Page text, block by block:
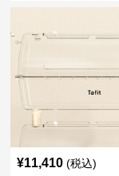
¥11,410 (税込)